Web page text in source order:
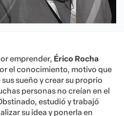
emprender, Érico Rocha
el conocimiento, motivo que
sueño y crear su proprio
personas no creían en el
estudió y trabajó
su idea y ponerla en